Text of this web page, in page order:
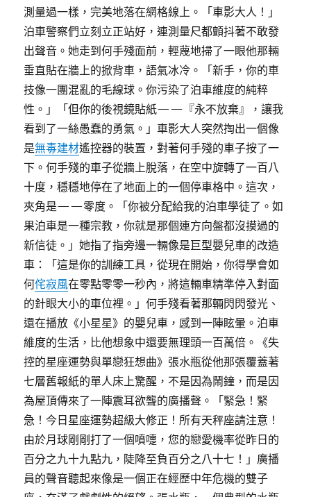
測量過一樣，完美地落在網格線上。「車影大人！」
泊車警察們立刻立正站好，連測量尺都顫抖著不敢發
出聲音。她走到何手殘面前，輕蔑地掃了一眼他那輛
垂直貼在牆上的掀背車，語氣冰冷。「新手，你的車
技像一團混亂的毛線球。你污染了泊車維度的純粹
性。」「但你的後視鏡貼紙——『永不放棄』，讓我
看到了一絲愚蠢的勇氣。」車影大人突然掏出一個像
是無毒建材遙控器的裝置，對著何手殘的車子按了一
下。何手殘的車子從牆上脫落，在空中旋轉了一百八
十度，穩穩地停在了地面上的一個停車格中。這次，
夾角是——零度。「你被分配給我的泊車學徒了。如
果泊車是一種宗教，你就是那個連方向盤都沒摸過的
新信徒。」她指了指旁邊一輛像是巨型嬰兒車的改造
車：「這是你的訓練工具，從現在開始，你得學會如
何侘寂風在零點零零一秒內，將這輛車精準停入對面
的針眼大小的車位裡。」何手殘看著那輛閃閃發光、
還在播放《小星星》的嬰兒車，感到一陣眩暈。泊車
維度的生活，比他想象中還要無理頭一百萬倍。《失
控的星座運勢與單戀狂想曲》張水瓶從他那張覆蓋著
七層舊報紙的單人床上驚醒，不是因為鬧鐘，而是因
為屋頂傳來了一陣震耳欲聾的廣播聲。「緊急！緊
急！今日星座運勢超級大修正！所有天秤座請注意！
由於月球剛剛打了一個噴嚏，您的戀愛機率從昨日的
百分之九十九點九，陡降至負百分之八十七！」廣播
員的聲音聽起來像是一個正在經歷中年危機的雙子